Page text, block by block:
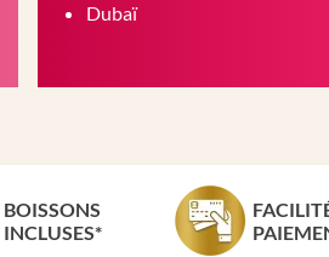
Dubaï
BOISSONS
INCLUSES*